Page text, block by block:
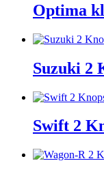
Optima
Suzuki 2
Swift 2